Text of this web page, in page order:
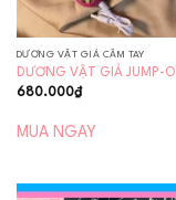
DƯƠNG VẬT GIẢ CẦM TAY
DƯƠNG VẬT GIẢ JUMP-O
680.000₫
MUA NGAY